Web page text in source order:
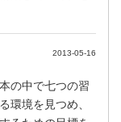
2013-05-16
中で七つの習
環境を見つめ、